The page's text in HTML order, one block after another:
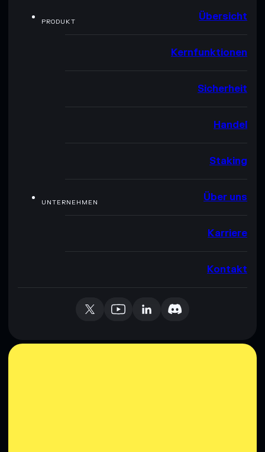
PRODUKT Übersicht
Kernfunktionen
Sicherheit
Handel
Staking
UNTERNEHMEN Über uns
Karriere
Kontakt